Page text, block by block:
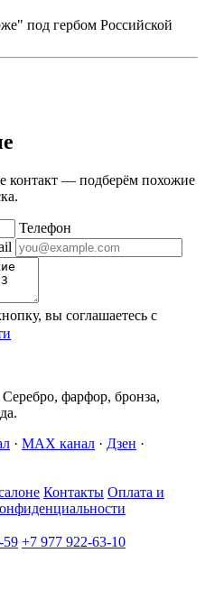
под гербом Российской
— подберём похожие
Телефон
вы соглашаетесь с
фарфор, бронза,
· MAX канал · Дзен ·
Контакты Оплата и
59 +7 977 922-63-10